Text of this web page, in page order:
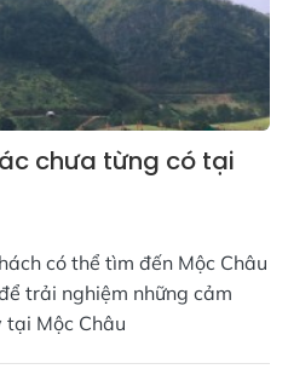
chưa từng có tại
có thể tìm đến Mộc Châu
trải nghiệm những cảm
Mộc Châu